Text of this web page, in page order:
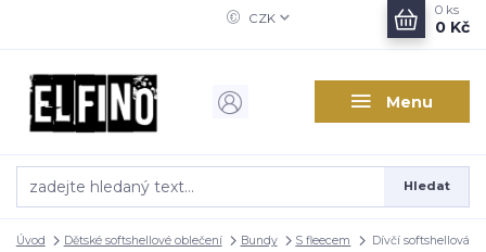
Menu
CZK
Hledat
0 ks
0 Kč
Úvod Dětské softshellové oblečení Bundy S fleecem
Dívčí softshellová